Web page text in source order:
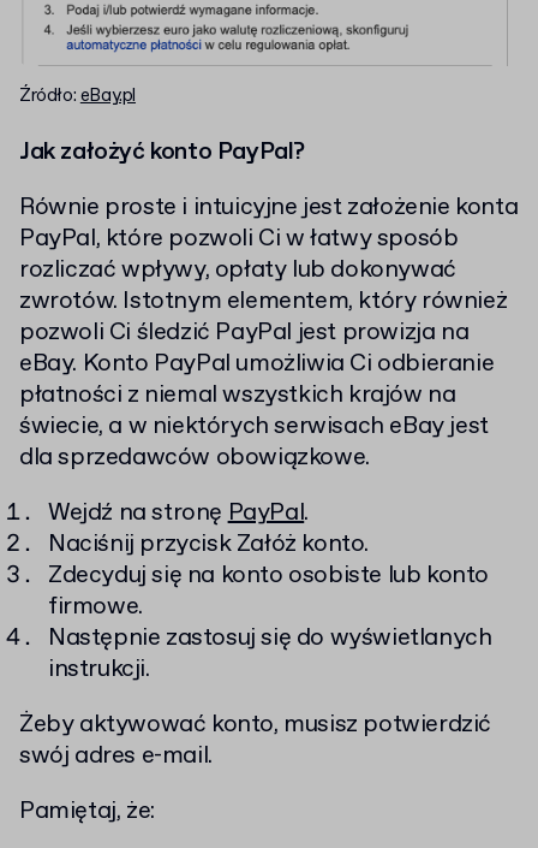
Źródło: eBay.pl
Jak założyć konto PayPal?
Równie proste i intuicyjne jest założenie konta
PayPal, które pozwoli Ci w łatwy sposób
rozliczać wpływy, opłaty lub dokonywać
zwrotów. Istotnym elementem, który również
pozwoli Ci śledzić PayPal jest prowizja na
eBay. Konto PayPal umożliwia Ci odbieranie
płatności z niemal wszystkich krajów na
świecie, a w niektórych serwisach eBay jest
dla sprzedawców obowiązkowe.
Wejdź na stronęPayPal.
Naciśnij przycisk Załóż konto.
Zdecyduj się na konto osobiste lub konto
firmowe.
Następnie zastosuj się do wyświetlanych
instrukcji.
Żeby aktywować konto, musisz potwierdzić
swój adres e-mail.
Pamiętaj, że: